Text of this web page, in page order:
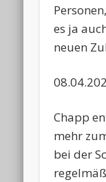
es ja
neuen
Chapp
mehr
bei der